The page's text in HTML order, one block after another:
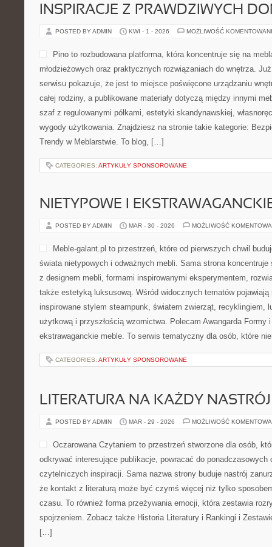
INSPIRACJE Z PRAWDZIWYCH
POSTED BY ADMIN KWI - 1 - 2026 MOŻLIWOŚĆ
Pino to rozbudowana platforma, która koncentruje się na
młodzieżowych oraz praktycznych rozwiązaniach do wnętrza.
serwisu pokazuje, że jest to miejsce poświęcone urządzaniu
całej rodziny, a publikowane materiały dotyczą między innymi
szaf z regulowanymi półkami, estetyki skandynawskiej,
wygody użytkowania. Znajdziesz na stronie takie kategorie:
Trendy w Meblarstwie. To blog, […]
CATEGORIES: ARTYKUŁY SPONSOROWANE
NIETYPOWE I
POSTED BY ADMIN MAR - 30 - 2026 MOŻLIWOŚĆ
Meble-galant.pl to przestrzeń, które od pierwszych chwil
świata nietypowych i odważnych mebli. Sama strona
z designem mebli, formami inspirowanymi eksperymentem,
także estetyką luksusową. Wśród widocznych tematów
inspirowane stylem steampunk, światem zwierząt, recyklingiem,
użytkową i przyszłością wzornictwa. Polecam Awangarda Formy
ekstrawaganckie meble. To serwis tematyczny dla osób, które
CATEGORIES: ARTYKUŁY SPONSOROWANE
LITERATURA NA KAŻDY NASTRÓJ
POSTED BY ADMIN MAR - 29 - 2026 MOŻLIWOŚĆ
Oczarowana Czytaniem to przestrzeń stworzone dla osób,
odkrywać interesujące publikacje, powracać do ponadczasowych
czytelniczych inspiracji. Sama nazwa strony buduje nastrój
że kontakt z literaturą może być czymś więcej niż tylko
czasu. To również forma przeżywania emocji, która zestawia
spojrzeniem. Zobacz także Historia Literatury i Rankingi i
[…]